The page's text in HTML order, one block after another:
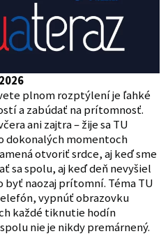
plnom rozptýlení je ľahké
a zabúdať na prítomnosť.
ani zajtra – žije sa TU
dokonalých momentoch
otvoriť srdce, aj keď sme
sa spolu, aj keď deň nevyšiel
byť naozaj prítomní. Téma TU
vypnúť obrazovku
každé tiknutie hodín
nie je nikdy premárnený.